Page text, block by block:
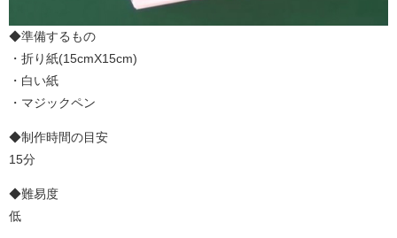
◆準備するもの
・折り紙(15cmX15cm)
・白い紙
・マジックペン
◆制作時間の目安
15分
◆難易度
低